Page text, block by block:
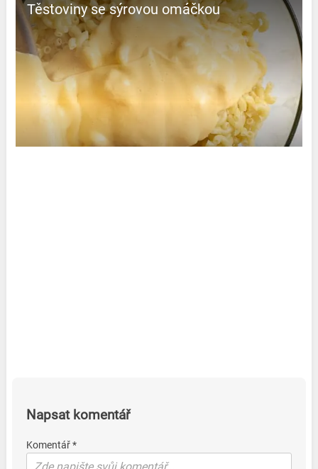
Těstoviny se sýrovou omáčkou
Napsat komentář
Komentář *